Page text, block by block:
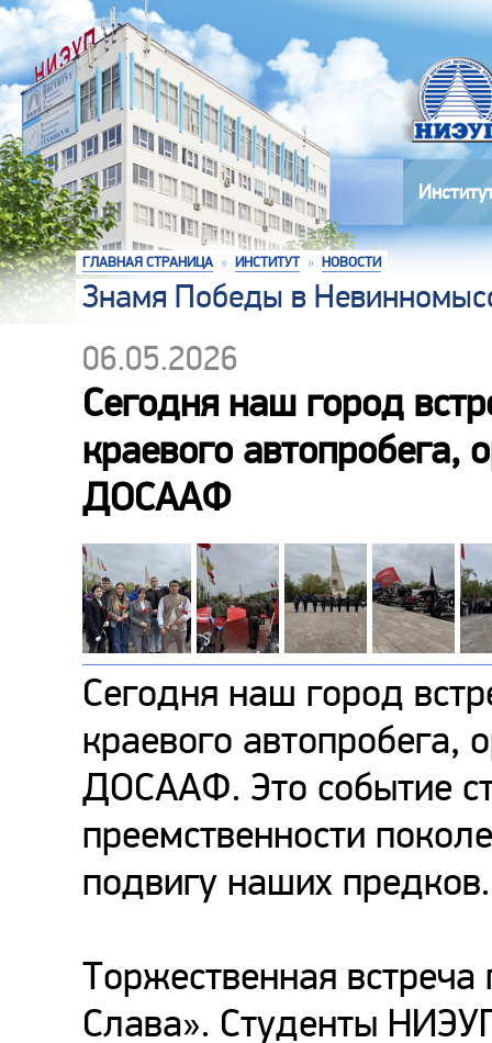
ГЛАВНАЯ СТРАНИЦА » ИНСТИТУТ » НОВОСТИ
Знамя Победы в
06.05.2026
Сегодня наш город
краевого автопробега,
ДОСААФ
Сегодня наш город
краевого автопробега,
ДОСААФ. Это событие
преемственности
подвигу наших предков.
Торжественная
Слава». Студенты